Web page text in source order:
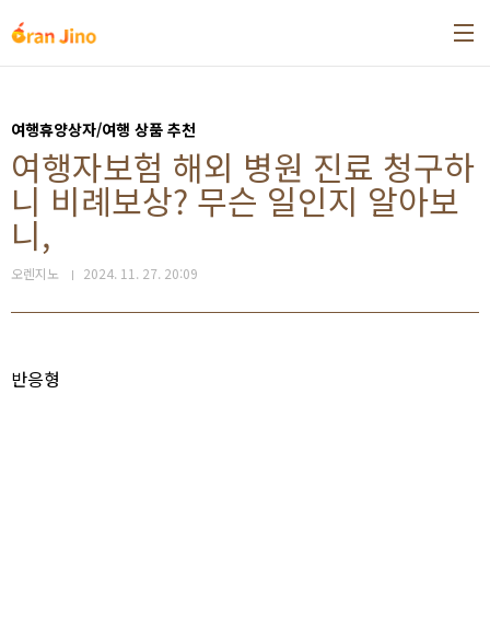
여행휴양상자/여행 상품 추천
여행자보험 해외 병원 진료 청구하
니 비례보상? 무슨 일인지 알아보
니,
오렌지노 2024. 11. 27. 20:09
반응형